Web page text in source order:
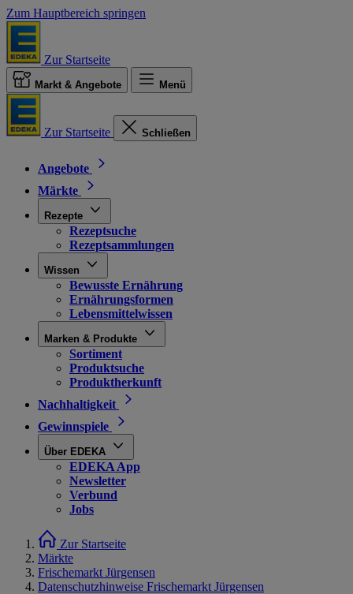
Zum Hauptbereich springen
Zur Startseite
Markt & Angebote Menü
Zur Startseite Schließen
Angebote
Märkte
Rezepte
Rezeptsuche
Rezeptsammlungen
Wissen
Bewusste Ernährung
Ernährungsformen
Lebensmittelwissen
Marken & Produkte
Sortiment
Produktsuche
Produktherkunft
Nachhaltigkeit
Gewinnspiele
Über EDEKA
EDEKA App
Newsletter
Verbund
Jobs
Zur Startseite
Märkte
Frischemarkt Jürgensen
Datenschutzhinweise Frischemarkt Jürgensen